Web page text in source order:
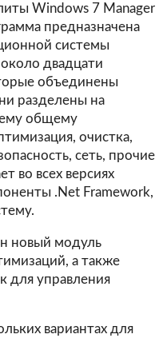
Windows 7 Manager
предназначена
системы
двадцати
объединены
разделены на
общему
очистка,
сеть, прочие
во всех версиях
.Net Framework,
новый модуль
а также
для управления
вариантах для